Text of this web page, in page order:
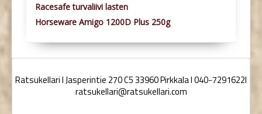
Racesafe turvaliivi lasten
Horseware Amigo 1200D Plus 250g
Ratsukellari I Jasperintie 270 C5 33960 Pirkkala I 040-7291622I
ratsukellari@ratsukellari.com